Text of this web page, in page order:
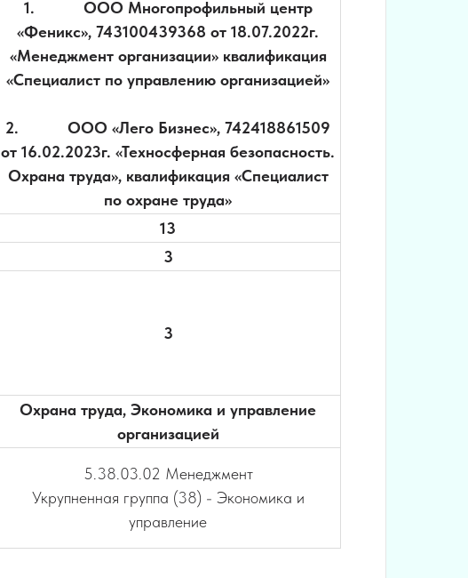
1. ООО Многопрофильный центр
«Феникс», 743100439368 от 18.07.2022г.
«Менеджмент организации» квалификация
«Специалист по управлению организацией»
2. ООО «Лего Бизнес», 742418861509
от 16.02.2023г. «Техносферная безопасность.
Охрана труда», квалификация «Специалист
по охране труда»
13
3
3
Охрана труда, Экономика и управление
организацией
5.38.03.02 Менеджмент
Укрупненная группа (38) - Экономика и
управление